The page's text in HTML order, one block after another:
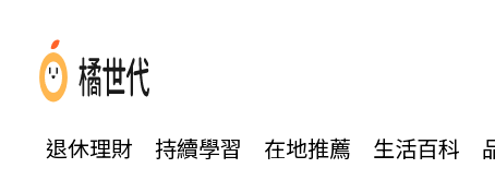
退休理財 持續學習 在地推薦 生活百科